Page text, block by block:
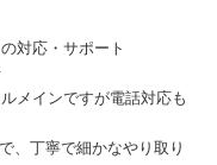
対応・サポート
メインですが電話対応も
、丁寧で細かなやり取り